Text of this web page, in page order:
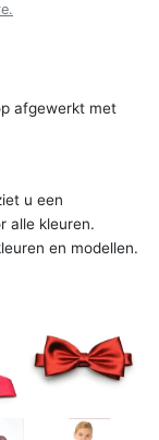
afgewerkt met
u een
alle kleuren.
en modellen.